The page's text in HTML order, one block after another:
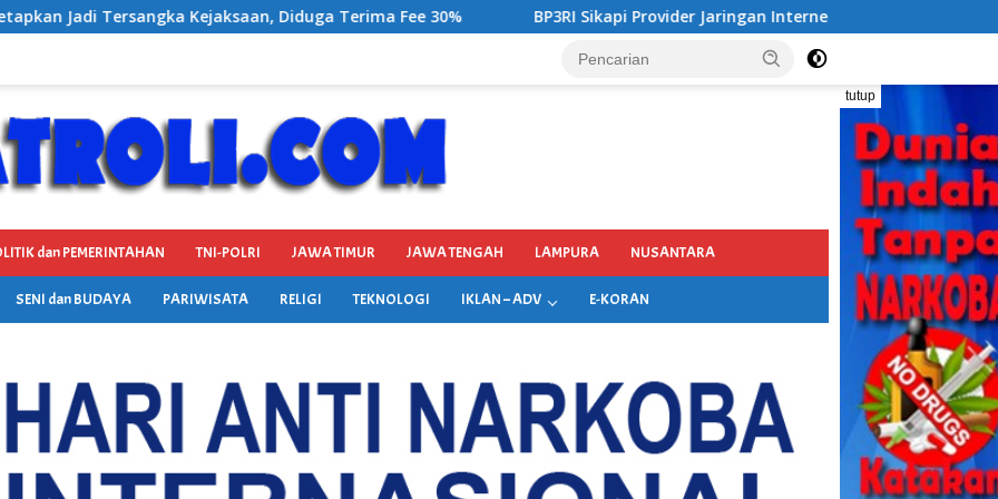
Terima Fee 30% BP3RI Sikapi Provider Jaringan Internet di Kecamatan Songgon Kabupaten Banyuwangi
tutup
dan PEMERINTAHAN TNI-POLRI JAWA TIMUR JAWA TENGAH LAMPURA NUSANTARA
SENI dan BUDAYA PARIWISATA RELIGI TEKNOLOGI IKLAN – ADV E-KORAN